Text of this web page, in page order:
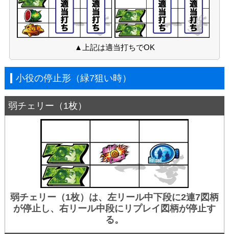
▲上記は適当打ちでOK
小役の停止形（緑7狙い時）
弱チェリー（1枚）
弱チェリー（1枚）は、左リール中下段に2連7図柄
が停止し、右リール中段にリプレイ図柄が停止す
る。